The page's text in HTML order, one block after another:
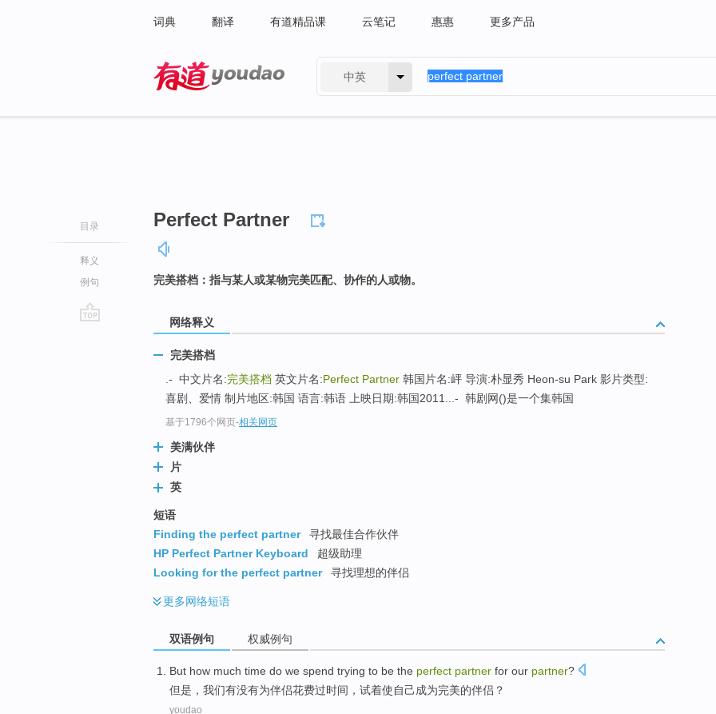
词典 翻译 有道精品课 云笔记 惠惠 更多产品
中英
目录
释义
例句
Perfect Partner
完美搭档：指与某人或某物完美匹配、协作的人或物。
网络释义
完美搭档
.- 中文片名:完美搭档 英文片名:Perfect Partner 韩国片名:岼 导演:朴显秀 Heon-su Park 影片类型:
喜剧、爱情 制片地区:韩国 语言:韩语 上映日期:韩国2011...- 韩剧网()是一个集韩国
基于1796个网页-相关网页
美满伙伴
片
英
短语
Finding the perfect partner
寻找最佳合作伙伴
HP Perfect Partner Keyboard
超级助理
Looking for the perfect partner
寻找理想的伴侣
更多网络短语
双语例句 权威例句
But how much time do we spend trying to be the perfect partner for our partner?
但是 ， 我们有没有为伴侣花费过时间 ， 试着使自己成为完美的伴侣？
youdao